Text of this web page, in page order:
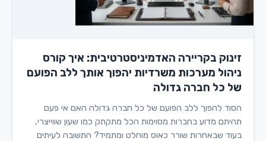
זינוק בקריירה האדמיניסטרטיבית: איך קורס
ניהול מערכות משרדיות יהפוך אותך ללב הפועם
של כל חברה גדולה
הסוד להפוך ללב הפועם של כל חברה גדולה האם אי פעם
תהיתם מדוע בחברות מסוימות הכל מתקתק כמו שעון שווייצרי,
בעוד שבאחרות שורר כאוס מוחלט ומתמיד? התשובה לעיתים